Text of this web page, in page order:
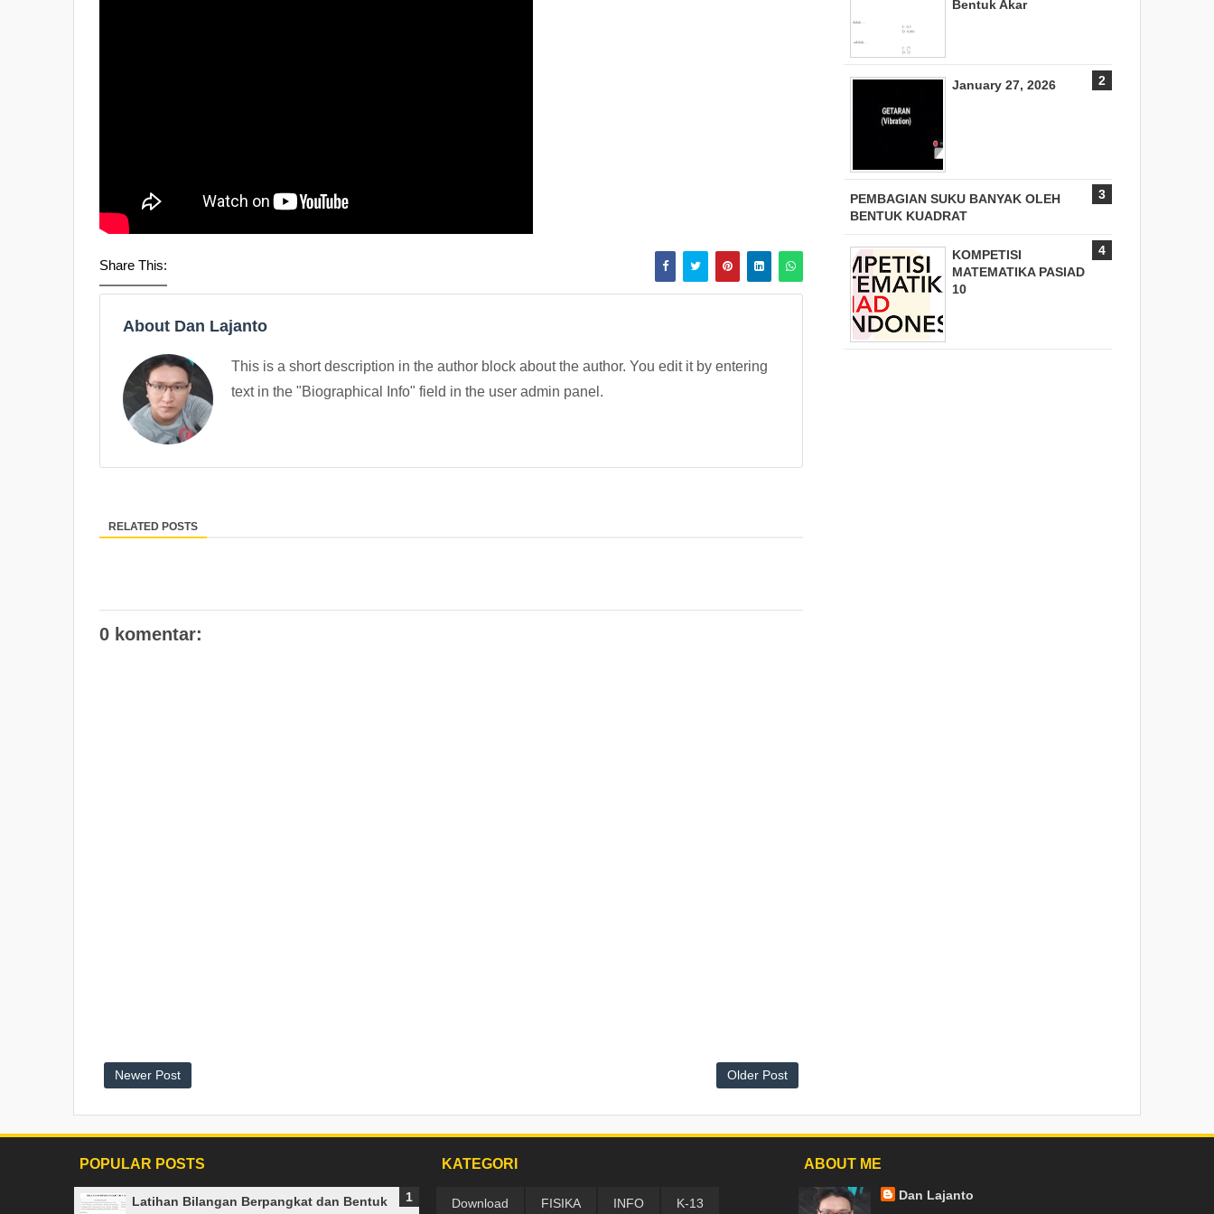
Share This:
About Dan Lajanto
This is a short description in the author block about the author. You edit it by entering
text in the "Biographical Info" field in the user admin panel.
RELATED POSTS
0 komentar:
Newer Post Older Post
Bentuk Akar
January 27, 2026
PEMBAGIAN SUKU BANYAK OLEH
BENTUK KUADRAT
KOMPETISI
MATEMATIKA PASIAD
10
POPULAR POSTS
Latihan Bilangan Berpangkat dan Bentuk
KATEGORI
Download FISIKA INFO K-13
ABOUT ME
Dan Lajanto